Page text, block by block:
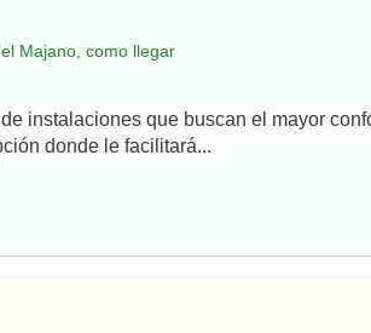
Majano, como llegar
instalaciones que buscan el mayor
donde le facilitará...